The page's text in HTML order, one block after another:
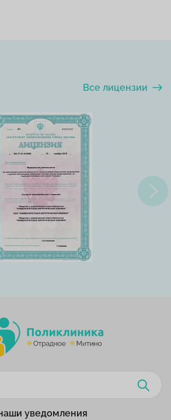
Все лицензии
уведомления